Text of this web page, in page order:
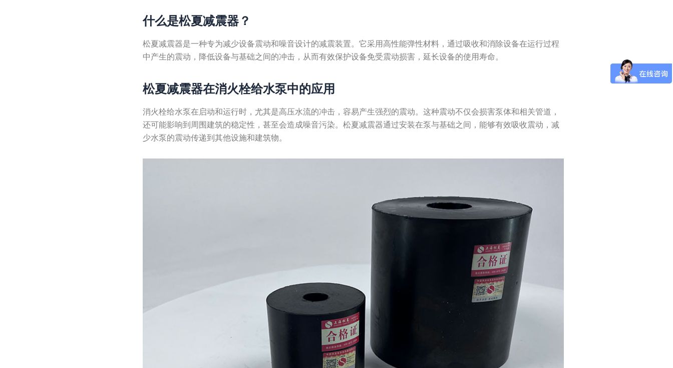
什么是松夏减震器？
松夏减震器是一种专为减少设备震动和噪音设计的减震装置。它采用高性能弹性材料，通过吸收和消除设备在运行过程
中产生的震动，降低设备与基础之间的冲击，从而有效保护设备免受震动损害，延长设备的使用寿命。
松夏减震器在消火栓给水泵中的应用
消火栓给水泵在启动和运行时，尤其是高压水流的冲击，容易产生强烈的震动。这种震动不仅会损害泵体和相关管道，
还可能影响到周围建筑的稳定性，甚至会造成噪音污染。松夏减震器通过安装在泵与基础之间，能够有效吸收震动，减
少水泵的震动传递到其他设施和建筑物。